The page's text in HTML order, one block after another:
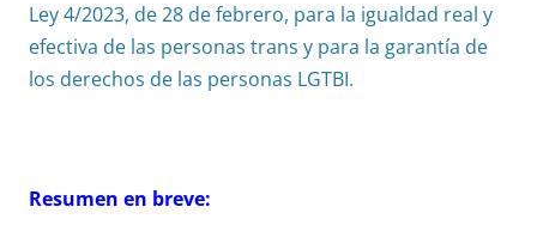
Ley 4/2023, de 28 de febrero, para la igualdad real y
efectiva de las personas trans y para la garantía de
los derechos de las personas LGTBI.
Resumen en breve: